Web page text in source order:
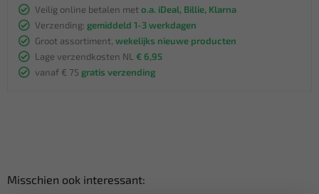
Veilig online betalen met o.a. iDeal, Billie, Klarna
Verzending: gemiddeld 1-3 werkdagen
Groot assortiment, wekelijks nieuwe producten
Lage verzendkosten NL € 6,95
vanaf € 75 gratis verzending
Misschien ook interessant: